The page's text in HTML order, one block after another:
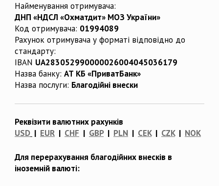
Найменування отримувача:
ДНП «НДСЛ «Охматдит» МОЗ України»
Код отримувача: 01994089
Рахунок отримувача у форматі відповідно до
стандарту:
IBAN UA283052990000026004045036179
Назва банку: АТ КБ «ПриватБанк»
Назва послуги: Благодійні внески
Реквізити валютних рахунків
USD | EUR | CHF | GBP| PLN | CEK| CZK| NOK
Для перерахування благодійних внесків в
іноземній валюті: